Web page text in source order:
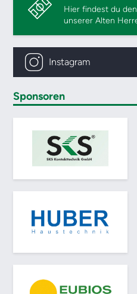
Hier findest du
unserer Alten
Instagram
Sponsoren